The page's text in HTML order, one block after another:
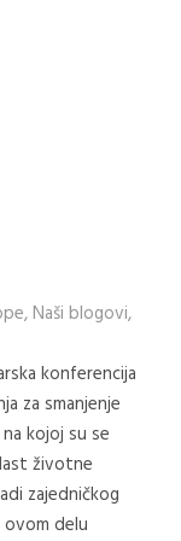
, Naši blogovi,
konferencija
za smanjenje
kojoj su se
životne
zajedničkog
ovom delu